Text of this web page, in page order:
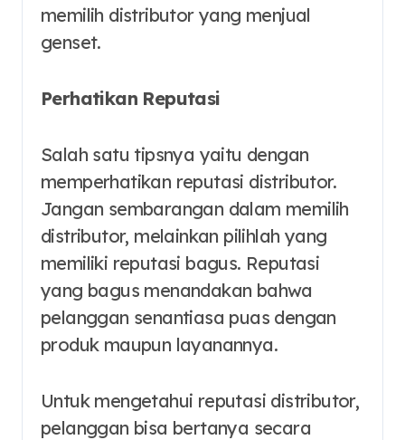
memilih distributor yang menjual
genset.
Perhatikan Reputasi
Salah satu tipsnya yaitu dengan
memperhatikan reputasi distributor.
Jangan sembarangan dalam memilih
distributor, melainkan pilihlah yang
memiliki reputasi bagus. Reputasi
yang bagus menandakan bahwa
pelanggan senantiasa puas dengan
produk maupun layanannya.
Untuk mengetahui reputasi distributor,
pelanggan bisa bertanya secara